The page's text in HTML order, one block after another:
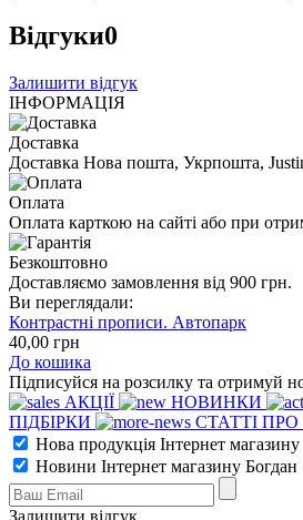
Відгуки0
Залишити відгук
ІНФОРМАЦІЯ
Доставка
Доставка Нова пошта, Укрпошта,
Оплата
Оплата карткою на сайті або при
Безкоштовно
Доставляємо замовлення від 900 грн.
Ви переглядали:
Контрастні прописи. Автопарк
40,00 грн
До кошика
Підписуйся на розсилку та отримуй
АКЦІЇ
НОВИНКИ
ПІДБІРКИ
СТАТТІ ПРО
Нова продукція Інтернет магазину
Новини Інтернет магазину Богдан